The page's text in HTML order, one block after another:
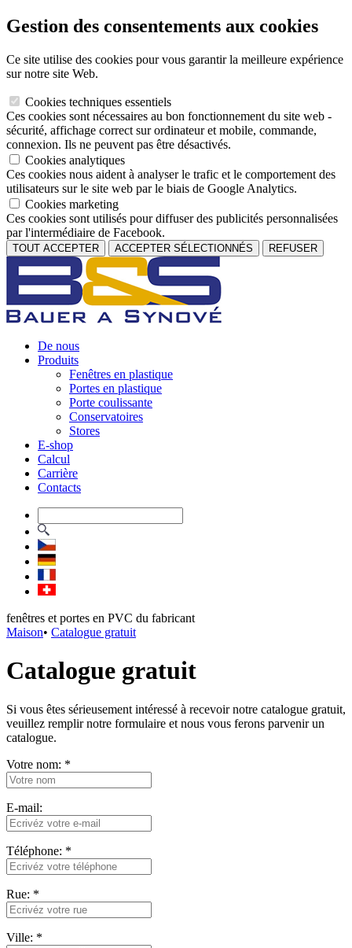
Gestion des consentements aux cookies
Ce site utilise des cookies pour vous garantir la meilleure expérience
sur notre site Web.
Cookies techniques essentiels
Ces cookies sont nécessaires au bon fonctionnement du site web -
sécurité, affichage correct sur ordinateur et mobile, commande,
connexion. Ils ne peuvent pas être désactivés.
Cookies analytiques
Ces cookies nous aident à analyser le trafic et le comportement des
utilisateurs sur le site web par le biais de Google Analytics.
Cookies marketing
Ces cookies sont utilisés pour diffuser des publicités personnalisées
par l'intermédiaire de Facebook.
TOUT ACCEPTER ACCEPTER SÉLECTIONNÉS REFUSER
De nous
Produits
Fenêtres en plastique
Portes en plastique
Porte coulissante
Conservatoires
Stores
E-shop
Calcul
Carrière
Contacts
fenêtres et portes en PVC du fabricant
Maison• Catalogue gratuit
Catalogue gratuit
Si vous êtes sérieusement intéressé à recevoir notre catalogue gratuit,
veuillez remplir notre formulaire et nous vous ferons parvenir un
catalogue.
Votre nom: *
E-mail:
Téléphone: *
Rue: *
Ville: *